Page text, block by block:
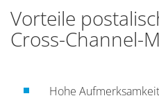
Vorteile
Cross-Channel-
Hohe